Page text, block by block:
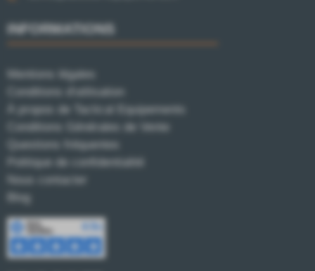
INFORMATIONS
Mentions légales
Conditions d'utilisation
À propos de Tactical Equipements
Conditions Générales de Vente
Questions fréquentes
Politique de confidentialité
Nous contacter
Blog